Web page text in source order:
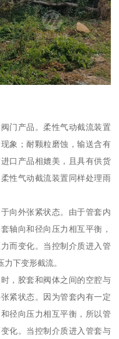
门产品。柔性气动截流装置
象；耐颗粒磨蚀，输送含有
口产品相媲美，且具有供货
性气动截流装置同样处理雨
向外张紧状态。由于管套内
轴向和径向压力相互平衡，
而变化。当控制介质进入管
下变形截流。
，胶套和阀体之间的空腔与
紧状态。因为管套内有一定
径向压力相互平衡，所以管
化。当控制介质进入管套与